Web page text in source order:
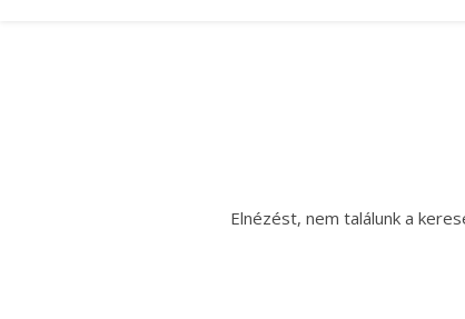
Elnézést, nem találunk a